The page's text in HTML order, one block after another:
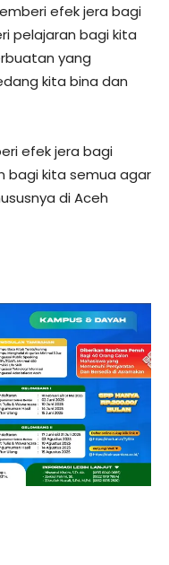
efek jera bagi
pelajaran bagi kita
yang
kita bina dan
efek jera bagi
bagi kita semua agar
di Aceh